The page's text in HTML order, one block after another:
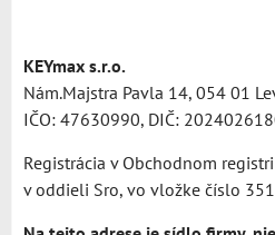
KEYmax s.r.o.
Nám.Majstra Pavla 14, 054 01
IČO: 47630990, DIČ:
Registrácia v Obchodnom
v oddieli Sro, vo vložke číslo